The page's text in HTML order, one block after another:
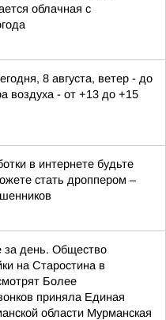
облачная с
8 августа, ветер - до
воздуха - от +13 до +15
в интернете будьте
стать дроппером –
за день. Общество
на Старостина в
Более
приняла Единая
области Мурманская